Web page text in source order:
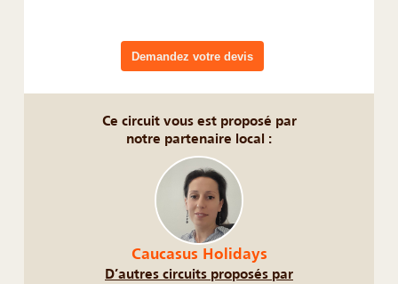
Demandez votre devis
Ce circuit vous est proposé par
notre partenaire local :
Caucasus Holidays
D’autres circuits proposés par